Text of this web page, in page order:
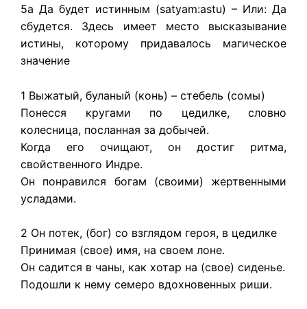
5a Да будет истинным (satyam:astu) – Или: Да
сбудется. Здесь имеет место высказывание
истины, которому придавалось магическое
значение
1 Выжатый, буланый (конь) – стебель (сомы)
Понесся кругами по цедилке, словно
колесница, посланная за добычей.
Когда его очищают, он достиг ритма,
свойственного Индре.
Он понравился богам (своими) жертвенными
усладами.
2 Он потек, (бог) со взглядом героя, в цедилке
Принимая (свое) имя, на своем лоне.
Он садится в чаны, как хотар на (свое) сиденье.
Подошли к нему семеро вдохновенных риши.